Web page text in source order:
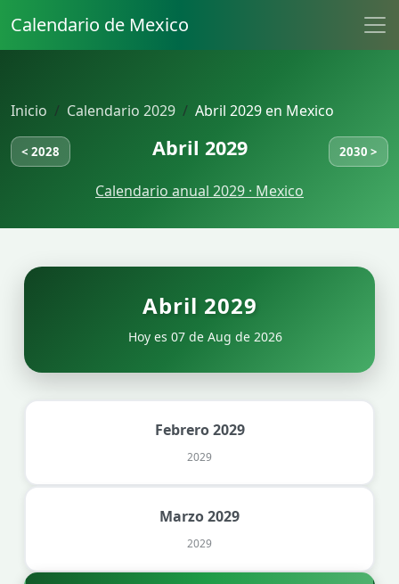
Calendario de Mexico
Inicio Calendario 2029 Abril 2029 en Mexico
< 2028 Abril 2029 2030 >
Calendario anual 2029 · Mexico
Abril 2029
Hoy es 07 de Aug de 2026
Febrero 2029
2029
Marzo 2029
2029